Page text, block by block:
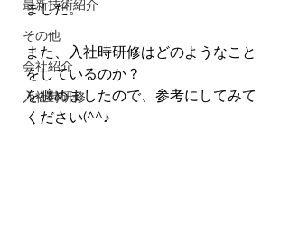
最新技術紹介
その他
会社紹介
入社時研修
ました。
また、入社時研修はどのようなこと
をしているのか？
を纏めましたので、参考にしてみて
ください(^^♪